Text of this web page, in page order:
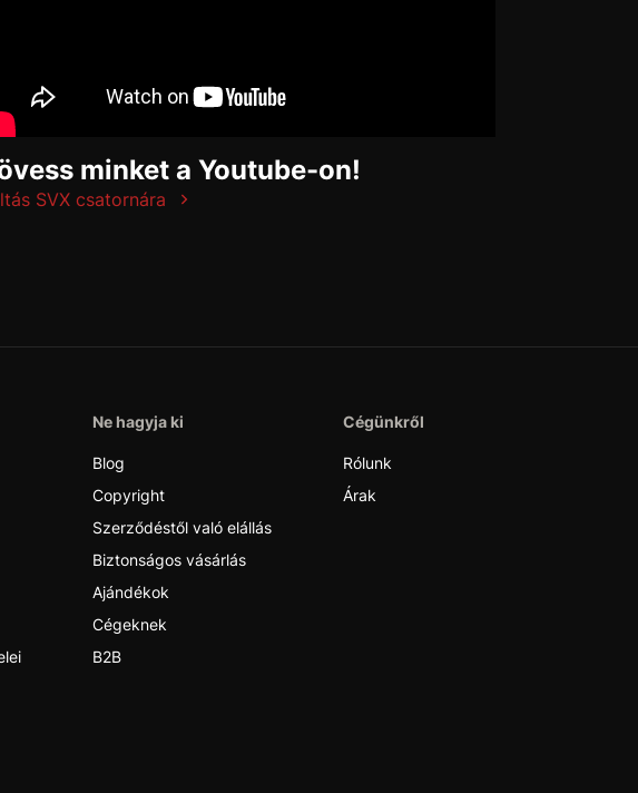
minket a Youtube-on!
SVX csatornára
Ne hagyja ki
Blog
Copyright
Szerződéstől való elállás
Biztonságos vásárlás
Ajándékok
Cégeknek
B2B
Cégünkről
Rólunk
Árak